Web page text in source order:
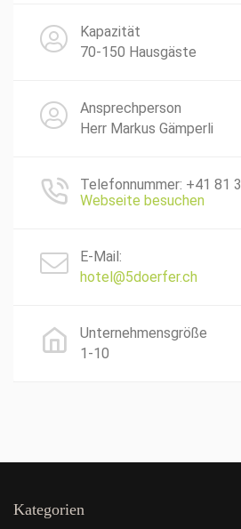
Kapazität
70-150 Hausgäste
Ansprechperson
Herr Markus Gämperli
Telefonnummer: +41 81
Webseite besuchen
E-Mail:
hotel@5doerfer.ch
Unternehmensgröße
1-10
Kategorien